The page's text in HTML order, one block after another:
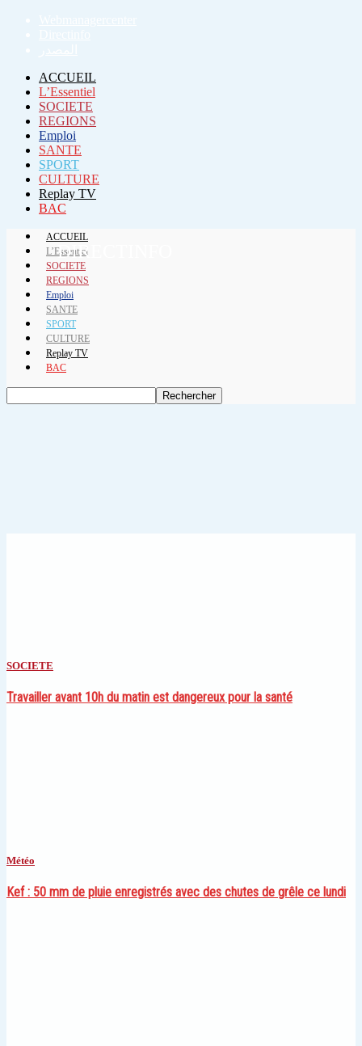
ACCUEIL
L’Essentiel
SOCIETE
REGIONS
Emploi
SANTE
SPORT
CULTURE
Replay TV
BAC
DIRECTINFO
ACCUEIL
L’Essentiel
SOCIETE
REGIONS
Emploi
SANTE
SPORT
CULTURE
Replay TV
BAC
SOCIETE
Travailler avant 10h du matin est dangereux pour la santé
Météo
Kef : 50 mm de pluie enregistrés avec des chutes de grêle ce lundi